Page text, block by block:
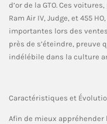
d’or de la GTO. Ces
Ram Air IV, Judge, et 455
importantes lors des
près de s’éteindre, preuve
indélébile dans la culture
Caractéristiques et
Afin de mieux